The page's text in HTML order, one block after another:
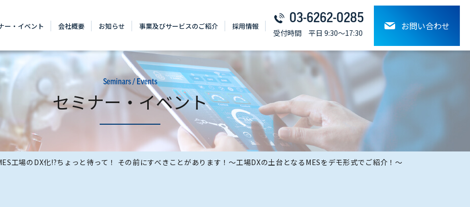
ー・イベント 会社概要 お知らせ 事業及びサービスのご紹介 採⽤情報
03-6262-0285
受付時間 平日 9:30～17:30
お問い合わせ
Seminars / Events
セミナー・イベント
工場のDX化!?ちょっと待って！​ その前にすべきことがあります！​～工場DXの土台となるMESをデモ形式でご紹介！～​